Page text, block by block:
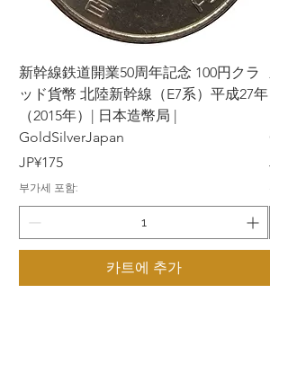
新幹線鉄道開業50周年記念 100円クラ
ッド貨幣 北陸新幹線（E7系）平成27年
（2015年）| 日本造幣局 |
GoldSilverJapan
가격
JP¥175
부가세 포함:
카트에 추가